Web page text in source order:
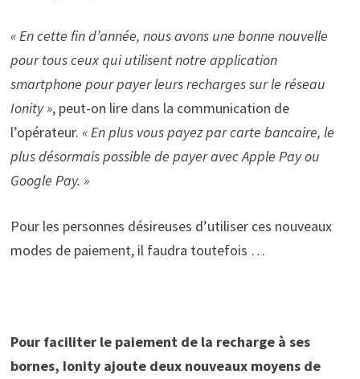
« En cette fin d’année, nous avons une bonne nouvelle
pour tous ceux qui utilisent notre application
smartphone pour payer leurs recharges sur le réseau
Ionity », peut-on lire dans la communication de
l’opérateur. « En plus vous payez par carte bancaire, le
plus désormais possible de payer avec Apple Pay ou
Google Pay. »
Pour les personnes désireuses d’utiliser ces nouveaux
modes de paiement, il faudra toutefois …
Pour faciliter le paiement de la recharge à ses
bornes, Ionity ajoute deux nouveaux moyens de